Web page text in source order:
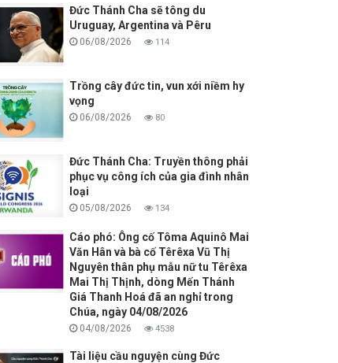
Đức Thánh Cha sẽ tông du
Uruguay, Argentina và Pêru
06/08/2026 114
Trồng cây đức tin, vun xới niềm hy
vọng
06/08/2026 80
Đức Thánh Cha: Truyền thông phải
phục vụ công ích của gia đình nhân
loại
05/08/2026 134
Cáo phó: Ông cố Tôma Aquinô Mai
Văn Hân và bà cố Têrêxa Vũ Thị
Nguyên thân phụ mẫu nữ tu Têrêxa
Mai Thị Thịnh, dòng Mến Thánh
Giá Thanh Hoá đã an nghỉ trong
Chúa, ngày 04/08/2026
04/08/2026 4538
Tài liệu cầu nguyện cùng Đức